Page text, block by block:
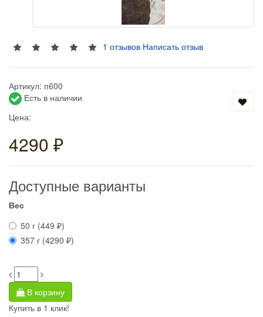
1 отзывов Написать отзыв
Артикул: п600
Есть в наличии
Цена:
4290 ₽
Доступные варианты
Вес
50 г (449 ₽)
357 г (4290 ₽)
В корзину
Купить в 1 клик!